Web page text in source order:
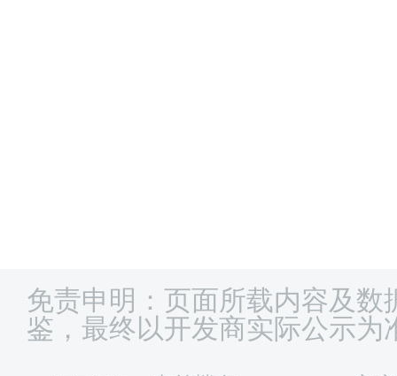
免责申明：页面所载内容及数
鉴，最终以开发商实际公示为